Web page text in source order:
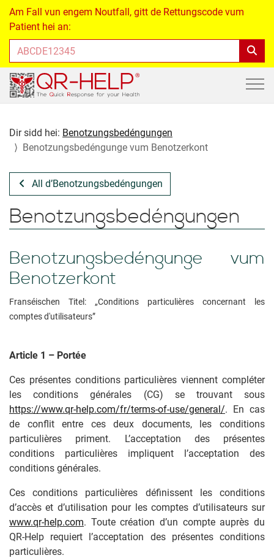
Am Fall vun engem Noutfall, gitt de Rettungscode vum
Patient hei an:
Dir sidd hei: Be­notz­ungs­bedéng­ungen
Be­notz­ungs­bedéng­unge vum Benotzerkont
All d’Be­notz­ungs­bedéng­ungen
Be­notz­ungs­bedéng­ungen
Be­notz­ungs­bedéng­unge vum
Benotzerkont
Franséischen Titel: „Conditions particulières concernant les
comptes d'utilisateurs”
Article 1 – Portée
Ces présentes conditions particulières viennent compléter
les conditions générales (CG) se trouvant sous
https://www.qr-help.com/fr/terms-of-use/general/. En cas
de conflit entre ces deux documents, les conditions
particulières priment. L’acceptation des présentes
conditions particulières impliquent l’acceptation des
conditions générales.
Ces conditions particulières définissent les conditions
d’accès et d’utilisation pour les comptes d’utilisateurs sur
www.qr-help.com. Toute création d’un compte auprès du
QR-Help requiert l’acceptation des présentes conditions
particulières.